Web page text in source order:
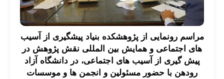
مراسم رونمایی از پژوهشکده بنیاد پیشگیری از آسیب
های اجتماعی و همایش بین المللی نقش پژوهش در
پیش گیری از آسیب های اجتماعی، در دانشگاه آزاد
رودهن با حضور مسئولین و انجمن ها و موسسات